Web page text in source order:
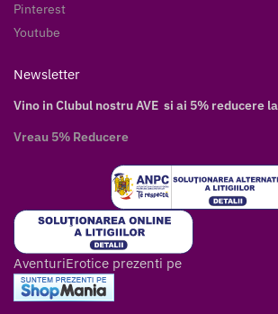
Pinterest
Youtube
Newsletter
Vino in Clubul nostru AVE si ai 5% reducere
Vreau 5% Reducere
AventuriErotice prezenti pe